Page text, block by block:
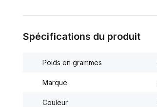
Spécifications du produit
Poids en grammes
Marque
Couleur